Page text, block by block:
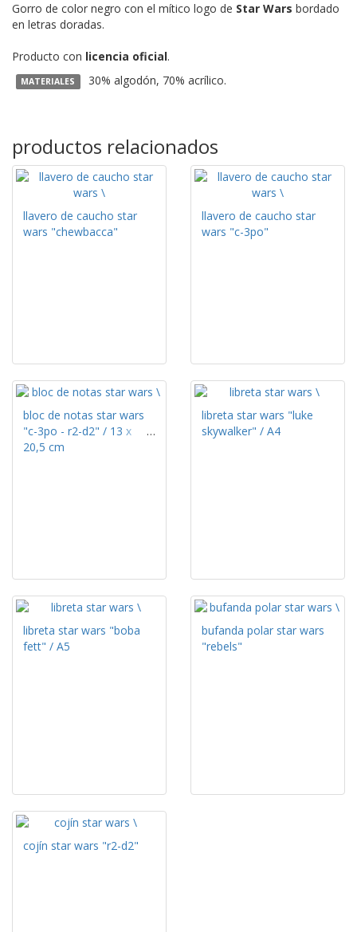
Gorro de color negro con el mítico logo de Star Wars bordado
en letras doradas.
Producto con licencia oficial.
MATERIALES 30% algodón, 70% acrílico.
productos relacionados
llavero de caucho star
wars "chewbacca"
llavero de caucho star
wars "c-3po"
bloc de notas star wars
"c-3po - r2-d2" / 13 x
20,5 cm
libreta star wars "luke
skywalker" / A4
libreta star wars "boba
fett" / A5
bufanda polar star wars
"rebels"
cojín star wars "r2-d2"